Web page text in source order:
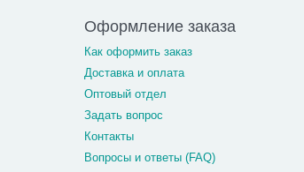
Оформление заказа
Как оформить заказ
Доставка и оплата
Оптовый отдел
Задать вопрос
Контакты
Вопросы и ответы (FAQ)